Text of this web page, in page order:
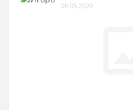
08.05.2020